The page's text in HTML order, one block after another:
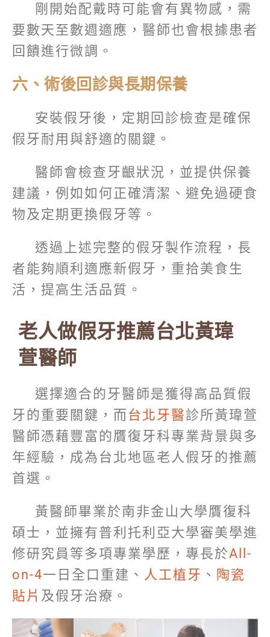
剛開始配戴時可能會有異物感，需
要數天至數週適應，醫師也會根據患者
回饋進行微調。
六、術後回診與長期保養
安裝假牙後，定期回診檢查是確保
假牙耐用與舒適的關鍵。
醫師會檢查牙齦狀況，並提供保養
建議，例如如何正確清潔、避免過硬食
物及定期更換假牙等。
透過上述完整的假牙製作流程，長
者能夠順利適應新假牙，重拾美食生
活，提高生活品質。
老人做假牙推薦台北黃瑋
萱醫師
選擇適合的牙醫師是獲得高品質假
牙的重要關鍵，而 台北牙醫診所黃瑋萱
醫師憑藉豐富的贋復牙科專業背景與多
年經驗，成為台北地區老人假牙的推薦
首選。
黃醫師畢業於南非金山大學贋復科
碩士，並擁有普利托利亞大學審美學進
修研究員等多項專業學歷，專長於All-
on-4一日全口重建、 人工植牙 、 陶瓷
貼片 及假牙治療。